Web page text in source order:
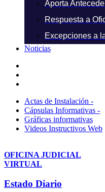
Aporta
Respuesta a
Excepciones a
Noticias
Actas de Instalación -
Cápsulas Informativas -
Gráficas informativas
Videos Instructivos Web
OFICINA JUDICIAL
VIRTUAL
Estado Diario